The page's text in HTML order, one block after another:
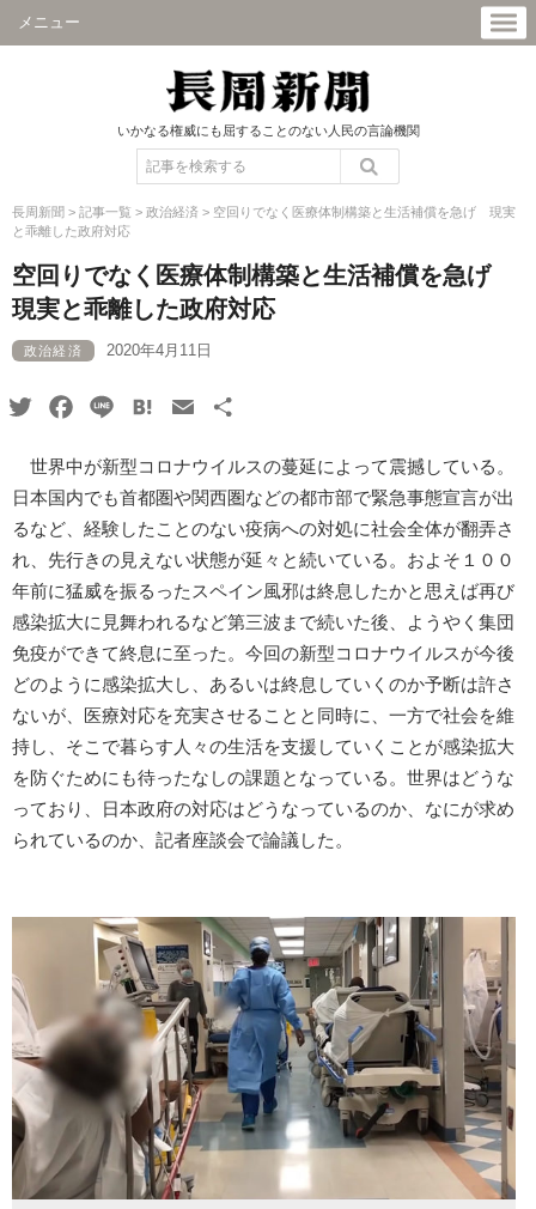
メニュー
いかなる権威にも屈することのない人民の言論機関
長周新聞 > 記事一覧 > 政治経済 > 空回りでなく医療体制構築と生活補償を急げ 現実
と乖離した政府対応
空回りでなく医療体制構築と生活補償を急げ
現実と乖離した政府対応
政治経済 2020年4月11日
TwitterFacebook
Line HatenaEmail
世界中が新型コロナウイルスの蔓延によって震撼している。
日本国内でも首都圏や関西圏などの都市部で緊急事態宣言が出
るなど、経験したことのない疫病への対処に社会全体が翻弄さ
れ、先行きの見えない状態が延々と続いている。およそ１００
年前に猛威を振るったスペイン風邪は終息したかと思えば再び
感染拡大に見舞われるなど第三波まで続いた後、ようやく集団
免疫ができて終息に至った。今回の新型コロナウイルスが今後
どのように感染拡大し、あるいは終息していくのか予断は許さ
ないが、医療対応を充実させることと同時に、一方で社会を維
持し、そこで暮らす人々の生活を支援していくことが感染拡大
を防ぐためにも待ったなしの課題となっている。世界はどうな
っており、日本政府の対応はどうなっているのか、なにが求め
られているのか、記者座談会で論議した。